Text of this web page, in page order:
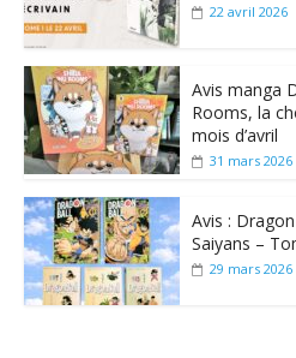
22 avril 2026
Avis manga
Rooms, la
mois d’avril
31 mars 2026
Avis :
Saiyans –
29 mars 2026